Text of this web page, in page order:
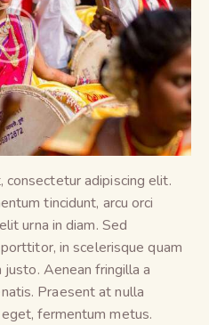
adipiscing elit.
tincidunt, arcu orci
urna in diam. Sed
in scelerisque quam
Aenean fringilla a
Praesent at nulla
fermentum metus.